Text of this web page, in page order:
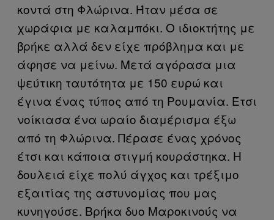
κοντά στη Φλώρινα. Ήταν μέσα σε
χωράφια με καλαμπόκι. Ο ιδιοκτήτης με
βρήκε αλλά δεν είχε πρόβλημα και με
άφησε να μείνω. Μετά αγόρασα μια
ψεύτικη ταυτότητα με 150 ευρώ και
έγινα ένας τύπος από τη Ρουμανία. Έτσι
νοίκιασα ένα ωραίο διαμέρισμα έξω
από τη Φλώρινα. Πέρασε ένας χρόνος
έτσι και κάποια στιγμή κουράστηκα. Η
δουλειά είχε πολύ άγχος και τρέξιμο
εξαιτίας της αστυνομίας που μας
κυνηγούσε. Βρήκα δυο Μαροκινούς να